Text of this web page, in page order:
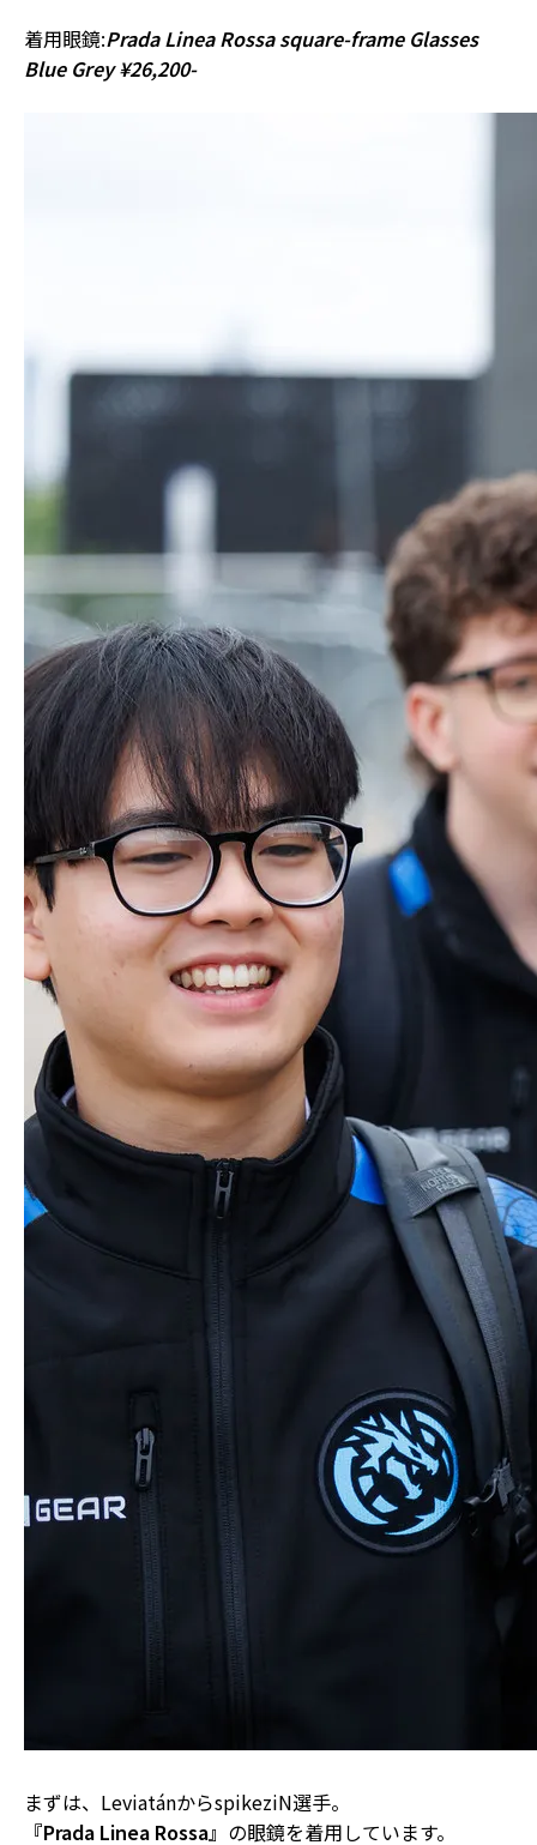
着用眼鏡:Prada Linea Rossa square-frame Glasses
Blue Grey ¥26,200-
まずは、LeviatánからspikeziN選手。
『Prada Linea Rossa』 の眼鏡を着用しています。